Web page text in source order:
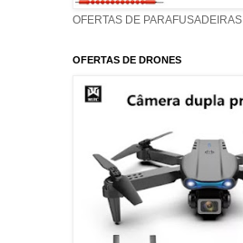
OFERTAS DE PARAFUSADEIRAS
OFERTAS DE DRONES